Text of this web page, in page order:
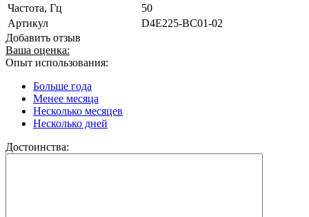
Частота, Гц
50
Артикул
D4E225-BC01-02
Добавить отзыв
Ваша оценка:
Опыт использования:
Больше года
Менее месяца
Несколько месяцев
Несколько дней
Достоинства: